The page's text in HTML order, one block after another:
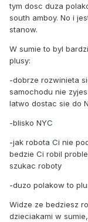
tym dosc duza
south amboy. No i
stanow.
W sumie to byl
plusy:
-dobrze rozwinieta
samochodu nie
latwo dostac sie do
-blisko NYC
-jak robota Ci nie
bedzie Ci robil
szukac roboty
-duzo polakow to
Widze ze bedziesz
dzieciakami w